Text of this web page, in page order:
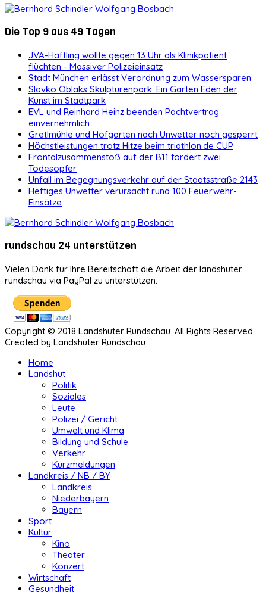
Die Top 9 aus 49 Tagen
JVA-Häftling wollte gegen 13 Uhr als Klinikpatient
flüchten - Massiver Polizeieinsatz
Stadt München erlässt Verordnung zum Wassersparen
Slavko Oblaks Skulpturenpark: Ein Garten Eden der
Kunst im Stadtpark
EVL und Reinhard Heinz beenden Pachtvertrag
einvernehmlich
Gretlmühle und Hofgarten nach Unwetter noch gesperrt
Höchstleistungen trotz Hitze beim triathlon.de CUP
Frontalzusammenstoß auf der B11 fordert zwei
Todesopfer
Unfall im Begegnungsverkehr auf der Staatsstraße 2143
Heftiges Unwetter verursacht rund 100 Feuerwehr-
Einsätze
rundschau 24 unterstützen
Vielen Dank für Ihre Bereitschaft die Arbeit der landshuter
rundschau via PayPal zu unterstützen.
Copyright © 2018 Landshuter Rundschau. All Rights Reserved.
Created by Landshuter Rundschau
Home
Landshut
Politik
Soziales
Leute
Polizei / Gericht
Umwelt und Klima
Bildung und Schule
Verkehr
Kurzmeldungen
Landkreis / NB / BY
Landkreis
Niederbayern
Bayern
Sport
Kultur
Kino
Theater
Konzert
Wirtschaft
Gesundheit